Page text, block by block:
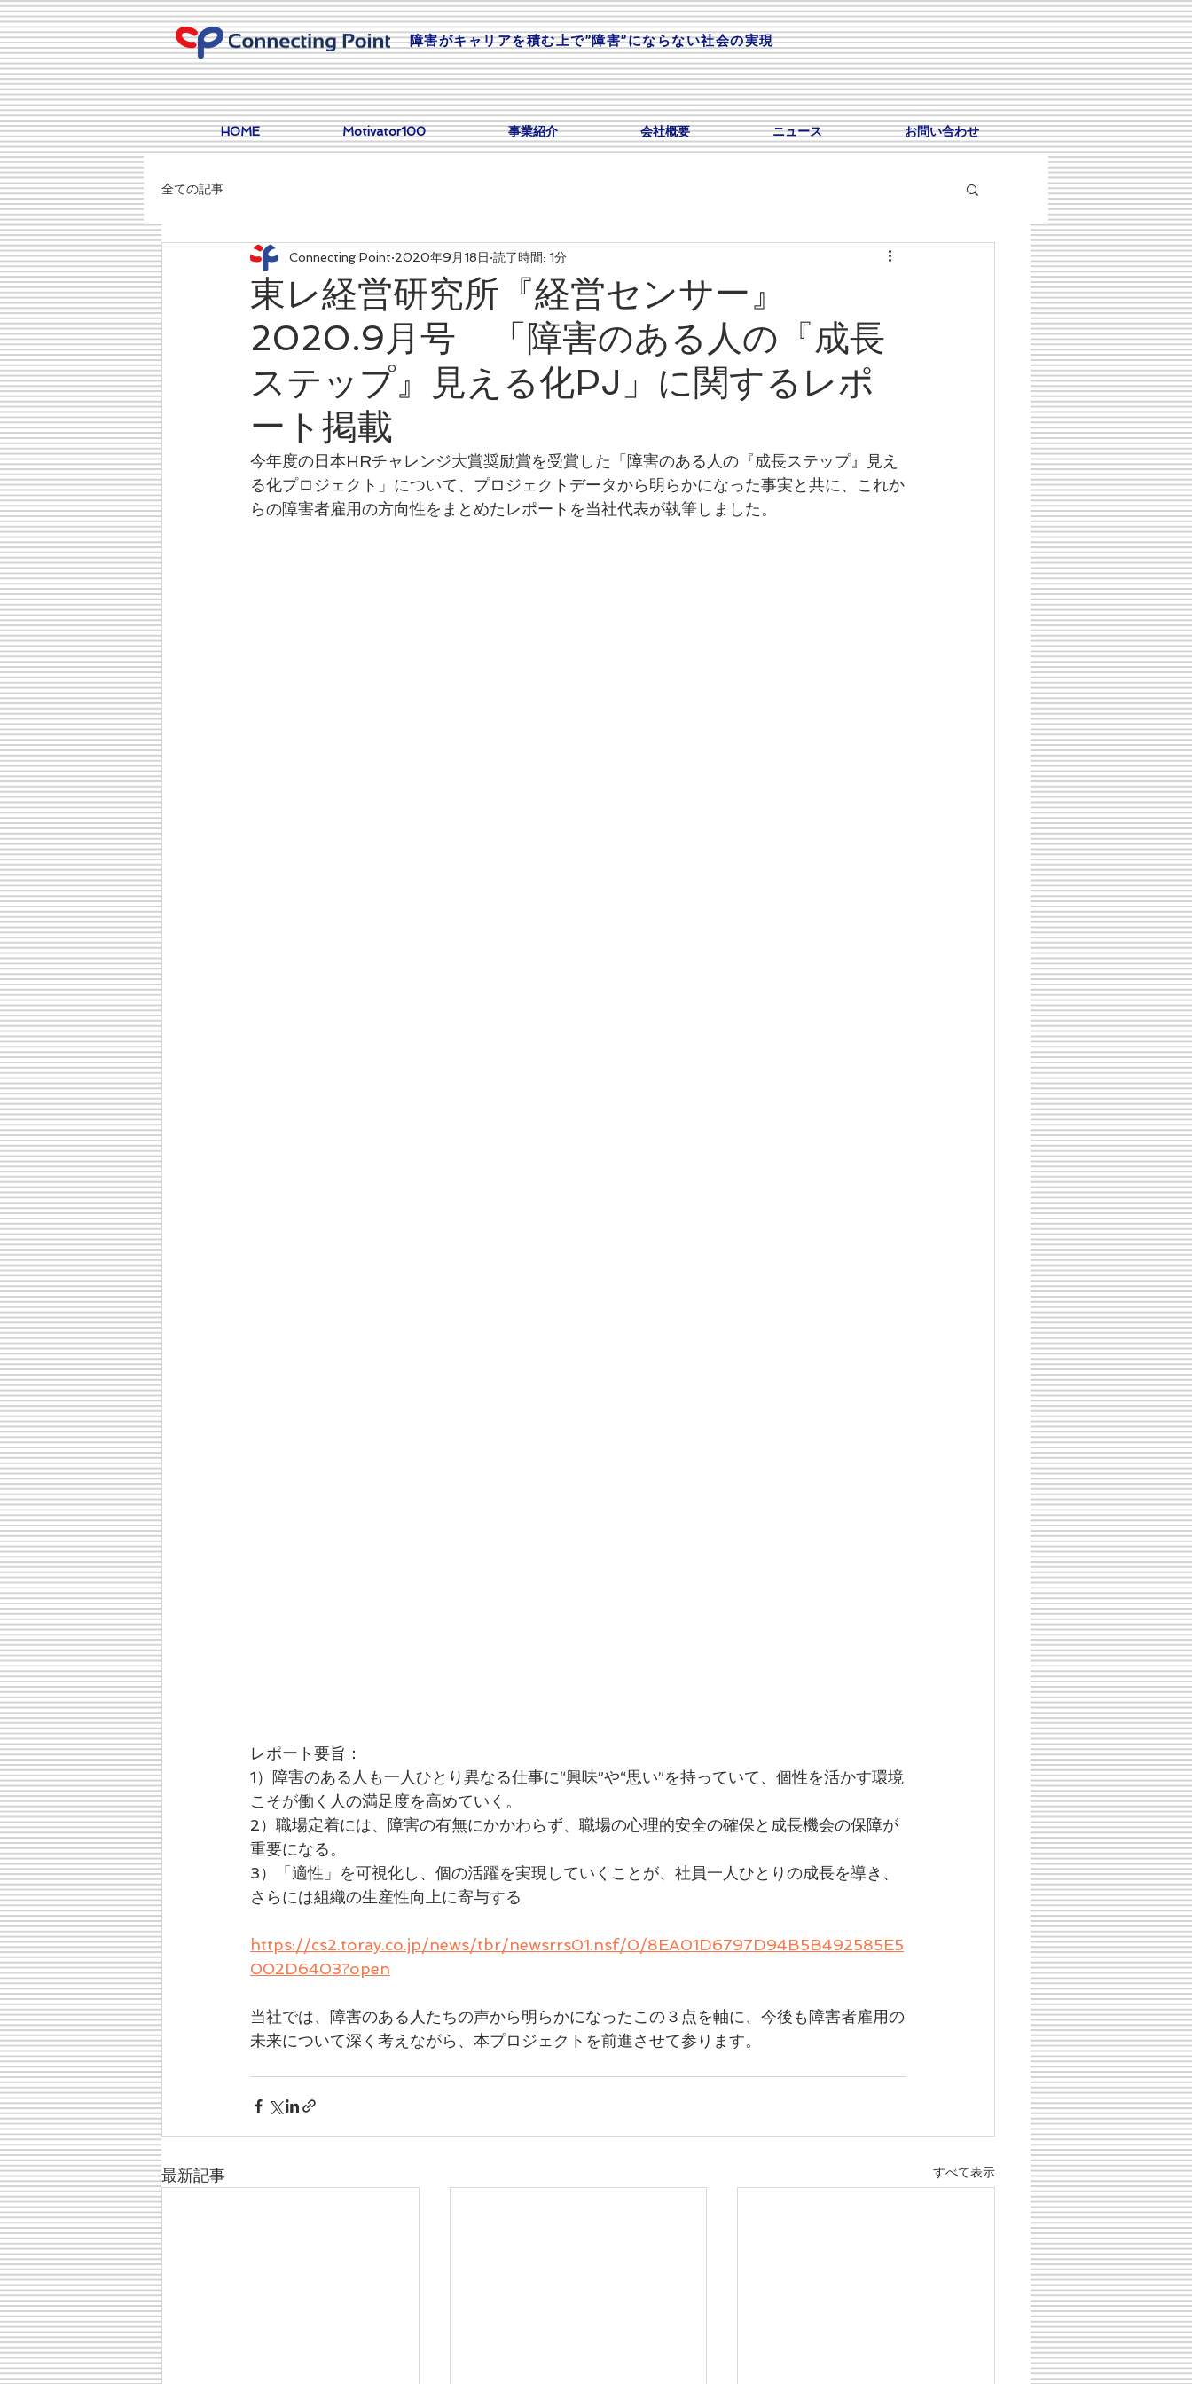
​障害がキャリアを積む上で”障害”にならない社会の実現
HOME Motivator100 事業紹介 会社概要 ニュース お問い合わせ
全ての記事
東レ経営研究所『経営センサー』
2020.9月号 「障害のある人の『成長
ステップ』見える化PJ」に関するレポ
ート掲載
Connecting Point 2020年9月18日 読了時間: 1分
今年度の日本HRチャレンジ大賞奨励賞を受賞した「障害のある人の『成長ステップ』見え
る化プロジェクト」について、プロジェクトデータから明らかになった事実と共に、これか
らの障害者雇用の方向性をまとめたレポートを当社代表が執筆しました。
レポート要旨：
1）障害のある人も一人ひとり異なる仕事に“興味”や“思い”を持っていて、個性を活かす環境
こそが働く人の満足度を高めていく。
2）職場定着には、障害の有無にかかわらず、職場の心理的安全の確保と成長機会の保障が
重要になる。
3）「適性」を可視化し、個の活躍を実現していくことが、社員一人ひとりの成長を導き、
さらには組織の生産性向上に寄与する
https://cs2.toray.co.jp/news/tbr/newsrrs01.nsf/0/8EA01D6797D94B5B492585E5
002D6403?open
当社では、障害のある人たちの声から明らかになったこの３点を軸に、今後も障害者雇用の
未来について深く考えながら、本プロジェクトを前進させて参ります。
最新記事 すべて表示